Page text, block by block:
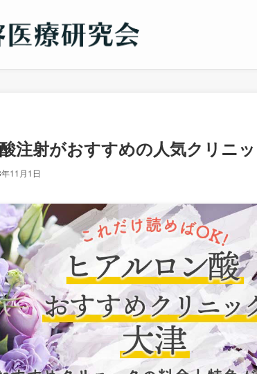
注射がおすすめの人気クリニ
11月1日